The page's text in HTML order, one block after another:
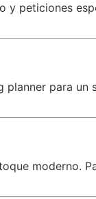
peticiones
para un
moderno.